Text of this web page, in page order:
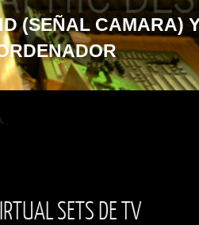
(SEÑAL CAMARA)
SETS DE TV